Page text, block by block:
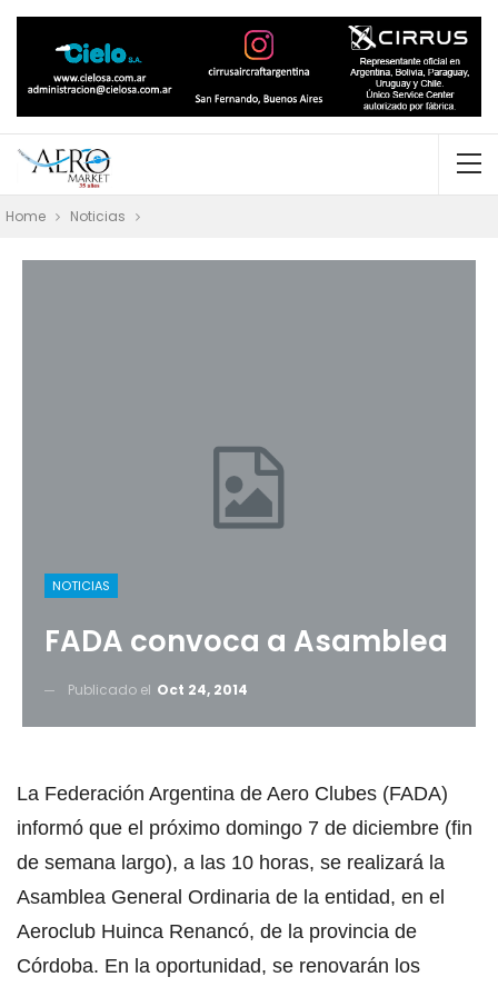
Home Noticias
NOTICIAS
FADA convoca a Asamblea
Publicado el Oct 24, 2014
La Federación Argentina de Aero Clubes (FADA)
informó que el próximo domingo 7 de diciembre (fin
de semana largo), a las 10 horas, se realizará la
Asamblea General Ordinaria de la entidad, en el
Aeroclub Huinca Renancó, de la provincia de
Córdoba. En la oportunidad, se renovarán los